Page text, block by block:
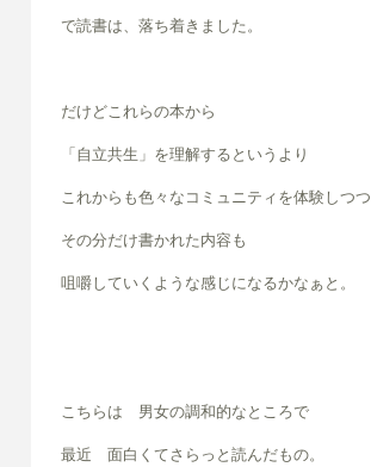
で読書は、落ち着きました。
だけどこれらの本から
「自立共生」を理解するというより
これからも色々なコミュニティを体験しつつ
その分だけ書かれた内容も
咀嚼していくような感じになるかなぁと。
こちらは 男女の調和的なところで
最近 面白くてさらっと読んだもの。